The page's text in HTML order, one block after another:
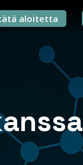
aloitetta